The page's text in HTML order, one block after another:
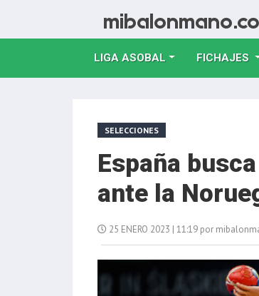
LIGA ASOBAL FICHAJES
SELECCIONES
España
ante la
25 ENERO 2023 | 11:19 por